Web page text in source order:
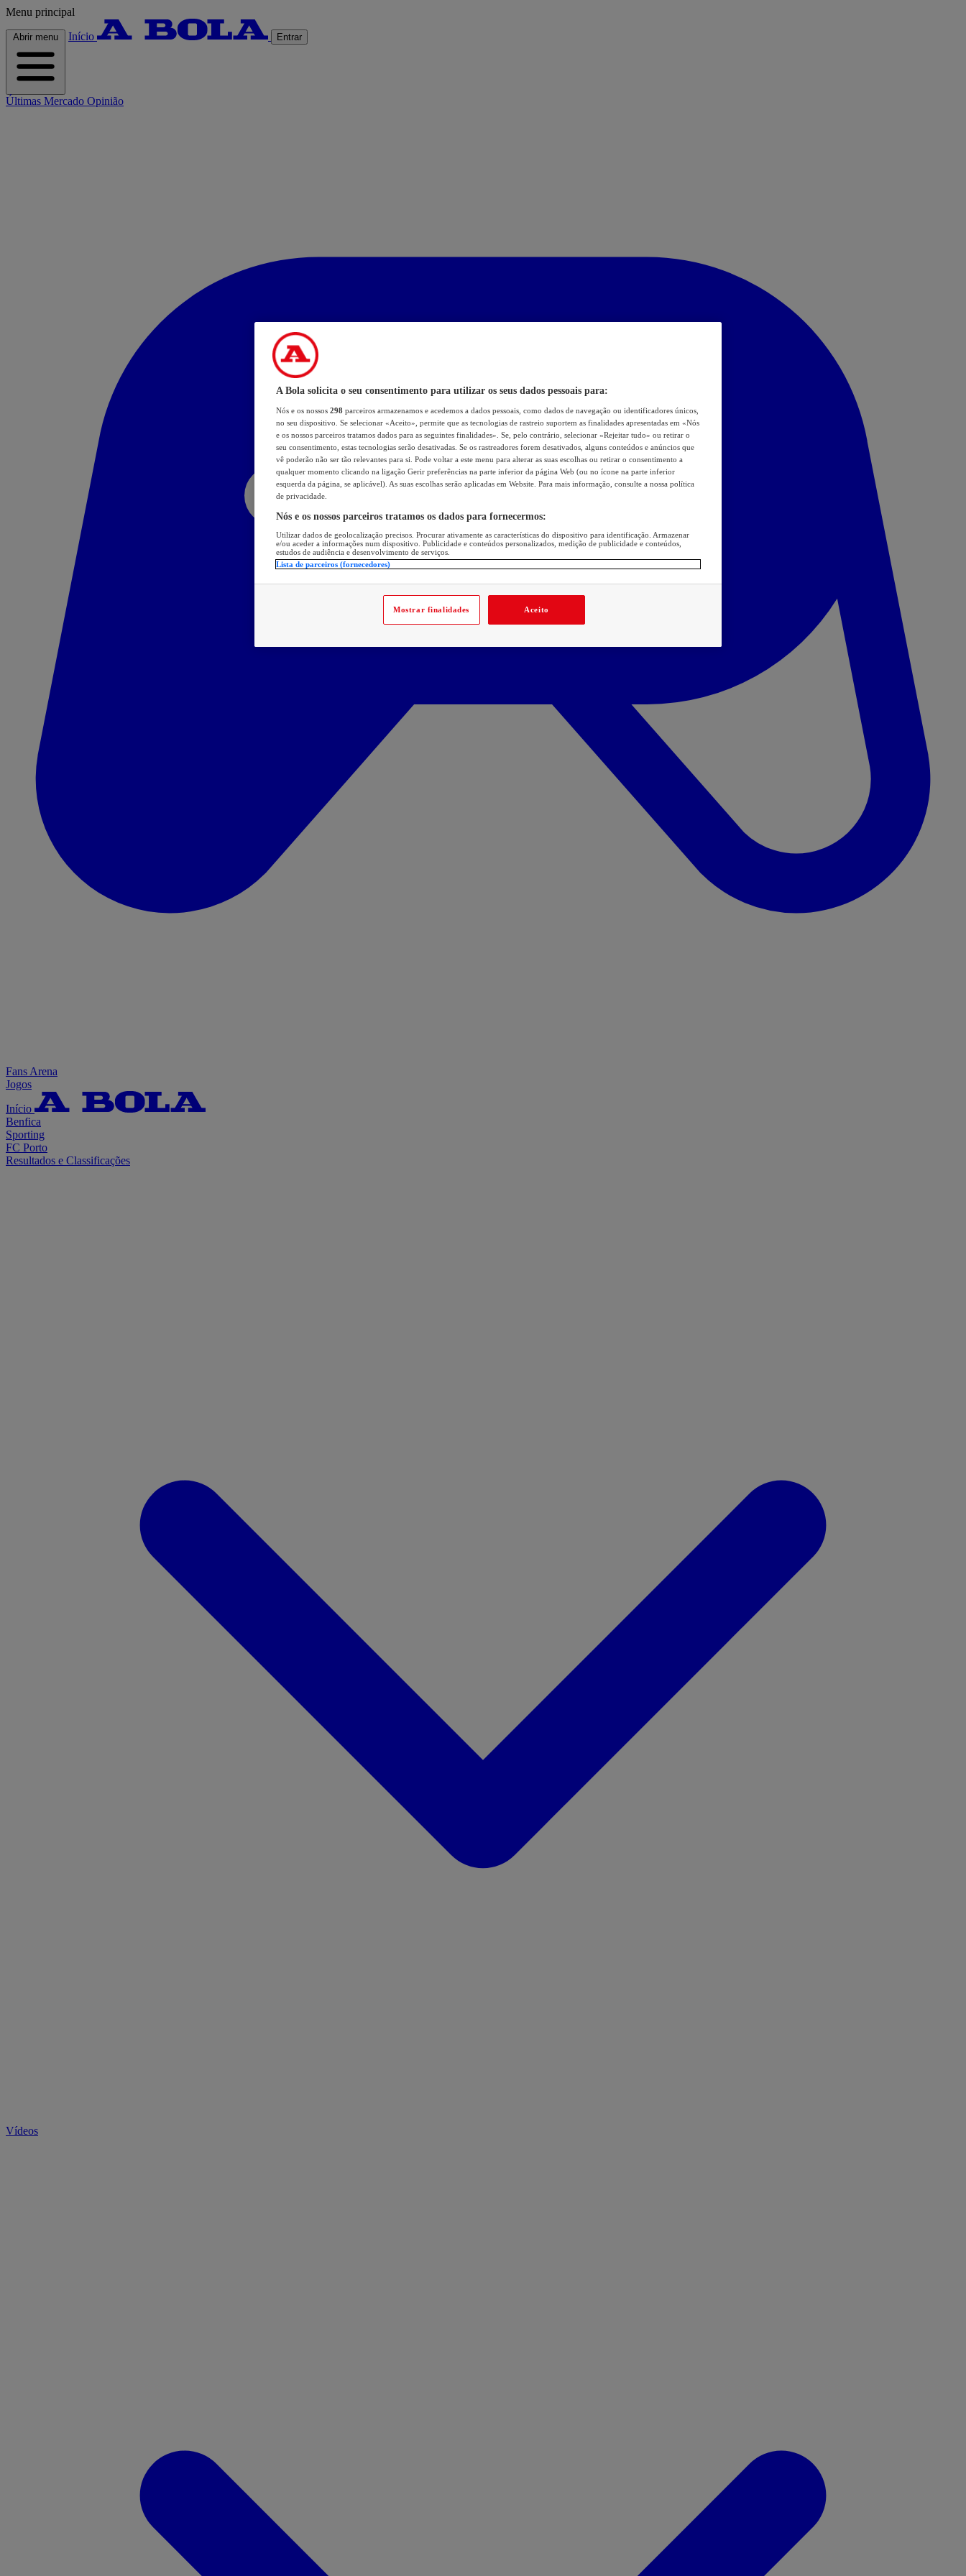
Menu principal
Abrir menu Início Entrar
Últimas Mercado Opinião
Fans Arena
Jogos
Início
Benfica
Sporting
FC Porto
Resultados e Classificações
Vídeos
A Bola solicita o seu consentimento para utilizar os seus dados pessoais para:
Nós e os nossos 298 parceiros armazenamos e acedemos a dados pessoais, como dados de navegação ou identificadores únicos,
no seu dispositivo. Se selecionar «Aceito», permite que as tecnologias de rastreio suportem as finalidades apresentadas em «Nós
e os nossos parceiros tratamos dados para as seguintes finalidades». Se, pelo contrário, selecionar «Rejeitar tudo» ou retirar o
seu consentimento, estas tecnologias serão desativadas. Se os rastreadores forem desativados, alguns conteúdos e anúncios que
vê poderão não ser tão relevantes para si. Pode voltar a este menu para alterar as suas escolhas ou retirar o consentimento a
qualquer momento clicando na ligação Gerir preferências na parte inferior da página Web (ou no ícone na parte inferior
esquerda da página, se aplicável). As suas escolhas serão aplicadas em Website. Para mais informação, consulte a nossa política
de privacidade.
Nós e os nossos parceiros tratamos os dados para fornecermos:
Utilizar dados de geolocalização precisos. Procurar ativamente as características do dispositivo para identificação. Armazenar
e/ou aceder a informações num dispositivo. Publicidade e conteúdos personalizados, medição de publicidade e conteúdos,
estudos de audiência e desenvolvimento de serviços.
Lista de parceiros (fornecedores)
Mostrar finalidades Aceito